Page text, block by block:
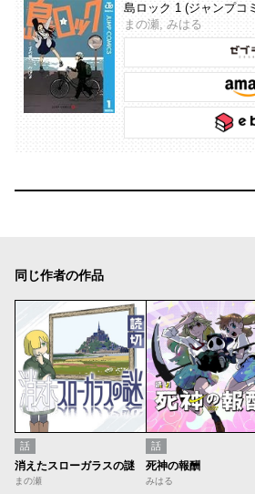
島ロック 1 (ジャンプコ
まの瀬, みはる
同じ作者の作品
話
消えたスローガラスの謎
まの瀬
話
死神の報酬
みはる